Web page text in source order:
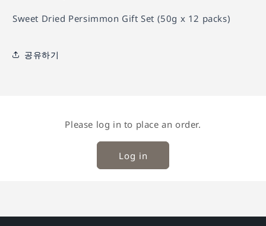
Sweet Dried Persimmon Gift Set (50g x 12 packs)
공유하기
Please log in to place an order.
Log in